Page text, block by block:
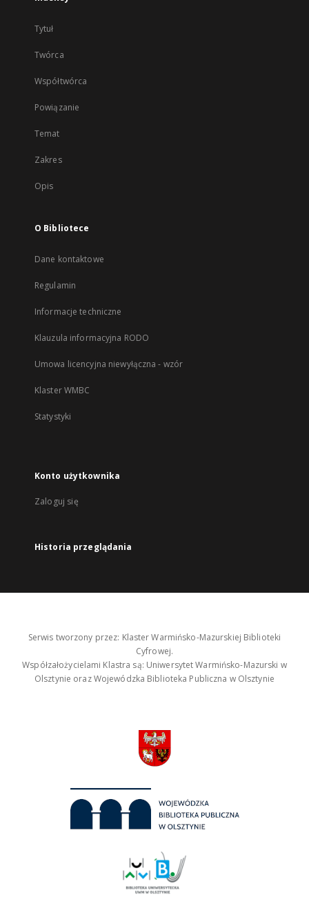
Tytuł
Twórca
Współtwórca
Powiązanie
Temat
Zakres
Opis
O Bibliotece
Dane kontaktowe
Regulamin
Informacje techniczne
Klauzula informacyjna RODO
Umowa licencyjna niewyłączna - wzór
Klaster WMBC
Statystyki
Konto użytkownika
Zaloguj się
Historia przeglądania
Serwis tworzony przez: Klaster Warmińsko-Mazurskiej Biblioteki
Cyfrowej.
Współzałożycielami Klastra są: Uniwersytet Warmińsko-Mazurski w
Olsztynie oraz Wojewódzka Biblioteka Publiczna w Olsztynie